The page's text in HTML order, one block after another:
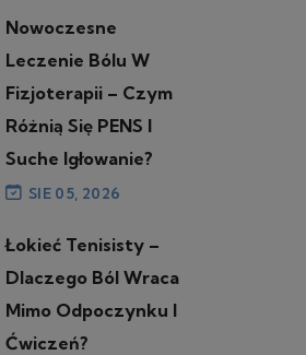
Nowoczesne
Leczenie Bólu W
Fizjoterapii – Czym
Różnią Się PENS I
Suche Igłowanie?
SIE 05, 2026
Łokieć Tenisisty –
Dlaczego Ból Wraca
Mimo Odpoczynku I
Ćwiczeń?